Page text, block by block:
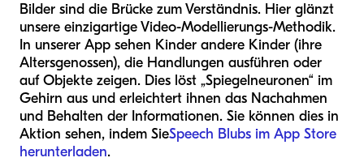
Bilder sind die Brücke zum Verständnis. Hier glänzt
unsere einzigartige Video-Modellierungs-Methodik.
In unserer App sehen Kinder andere Kinder (ihre
Altersgenossen), die Handlungen ausführen oder
auf Objekte zeigen. Dies löst „Spiegelneuronen“ im
Gehirn aus und erleichtert ihnen das Nachahmen
und Behalten der Informationen. Sie können dies in
Aktion sehen, indem SieSpeech Blubs im App Store
herunterladen.